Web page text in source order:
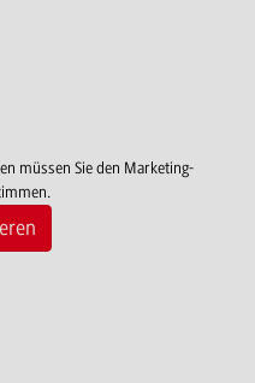
müssen Sie den Marketing-